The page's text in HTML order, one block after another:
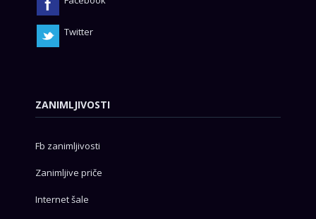
Twitter
ZANIMLJIVOSTI
Fb zanimljivosti
Zanimljive priče
Internet šale